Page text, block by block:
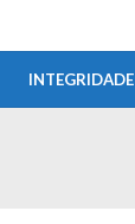
INTEGRIDADE